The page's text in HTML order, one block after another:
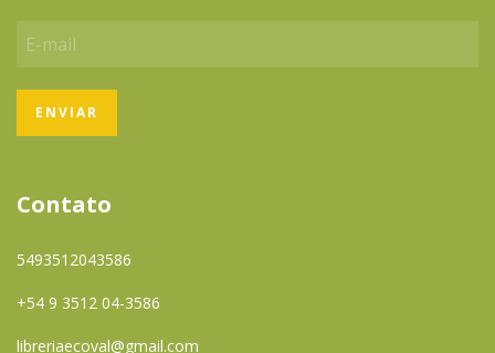
Contato
5493512043586
+54 9 3512 04-3586
libreriaecoval@gmail.com